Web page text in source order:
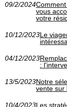
09/2/2024
vous
votre
10/12/2023Le
04/12/2023
:
13/5/2023Notre
vente sur
10/4/2023Les